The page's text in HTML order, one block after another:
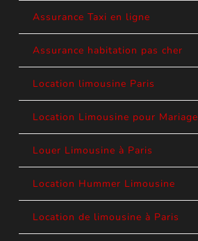
Assurance Taxi en ligne
Assurance habitation pas cher
Location limousine Paris
Location Limousine pour Mariage
Louer Limousine à Paris
Location Hummer Limousine
Location de limousine à Paris